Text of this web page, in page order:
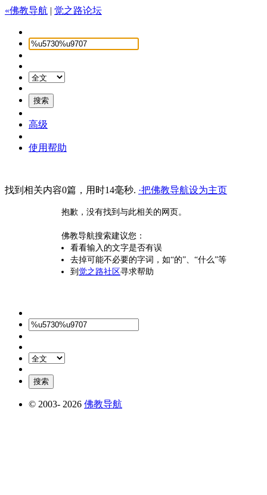
«佛教导航 | 觉之路论坛
高级
使用帮助
找到相关内容0篇，用时14毫秒. ·把佛教导航设为主页
抱歉，没有找到与此相关的网页。
佛教导航搜索建议您：
看看输入的文字是否有误
去掉可能不必要的字词，如“的”、“什么”等
到 觉之路社区寻求帮助
© 2003- 2026 佛教导航